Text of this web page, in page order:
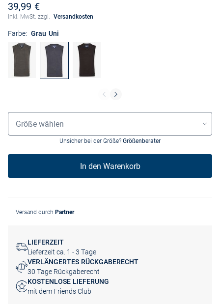
39,99 €
Inkl. MwSt. zzgl. Versandkosten
Farbe: Grau Uni
Größenauswahl
Größe wählen
Unsicher bei der Größe? Größenberater
In den Warenkorb
Versand durch Partner
LIEFERZEIT
Lieferzeit ca. 1 - 3 Tage
VERLÄNGERTES RÜCKGABERECHT
30 Tage Rückgaberecht
KOSTENLOSE LIEFERUNG
mit dem Friends Club